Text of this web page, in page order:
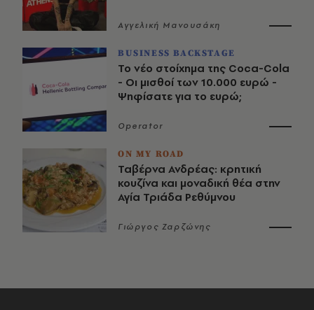
Αγγελική Μανουσάκη
BUSINESS BACKSTAGE
Το νέο στοίχημα της Coca-Cola
- Οι μισθοί των 10.000 ευρώ -
Ψηφίσατε για το ευρώ;
Operator
ON MY ROAD
Ταβέρνα Ανδρέας: κρητική
κουζίνα και μοναδική θέα στην
Αγία Τριάδα Ρεθύμνου
Γιώργος Ζαρζώνης